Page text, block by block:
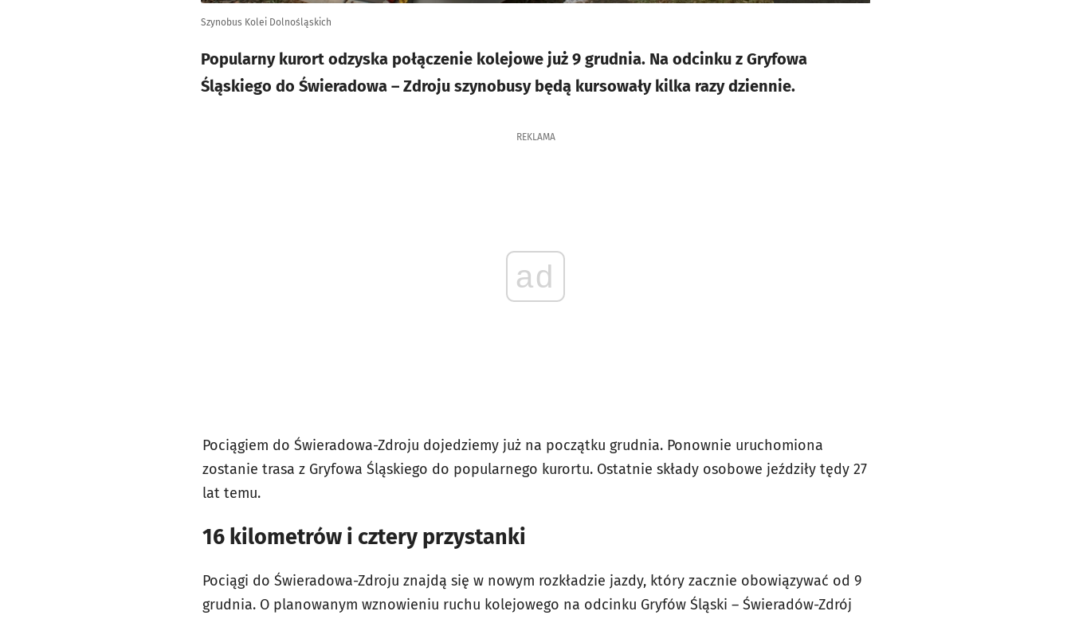
Szynobus Kolei Dolnośląskich
Popularny kurort odzyska połączenie kolejowe już 9 grudnia. Na odcinku z Gryfowa
Śląskiego do Świeradowa – Zdroju szynobusy będą kursowały kilka razy dziennie.
REKLAMA
ad
Pociągiem do Świeradowa-Zdroju dojedziemy już na początku grudnia. Ponownie uruchomiona
zostanie trasa z Gryfowa Śląskiego do popularnego kurortu. Ostatnie składy osobowe jeździły tędy 27
lat temu.
16 kilometrów i cztery przystanki
Pociągi do Świeradowa-Zdroju znajdą się w nowym rozkładzie jazdy, który zacznie obowiązywać od 9
grudnia. O planowanym wznowieniu ruchu kolejowego na odcinku Gryfów Śląski – Świeradów-Zdrój